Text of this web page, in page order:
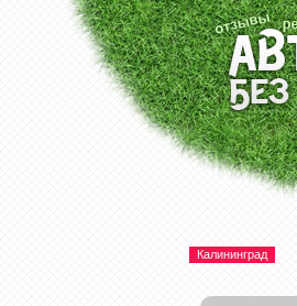
Калининград